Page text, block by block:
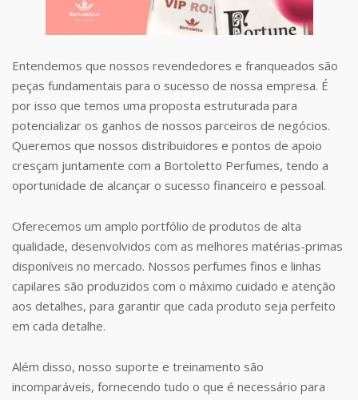
Entendemos que nossos revendedores e franqueados são
peças fundamentais para o sucesso de nossa empresa. É
por isso que temos uma proposta estruturada para
potencializar os ganhos de nossos parceiros de negócios.
Queremos que nossos distribuidores e pontos de apoio
cresçam juntamente com a Bortoletto Perfumes, tendo a
oportunidade de alcançar o sucesso financeiro e pessoal.
Oferecemos um amplo portfólio de produtos de alta
qualidade, desenvolvidos com as melhores matérias-primas
disponíveis no mercado. Nossos perfumes finos e linhas
capilares são produzidos com o máximo cuidado e atenção
aos detalhes, para garantir que cada produto seja perfeito
em cada detalhe.
Além disso, nosso suporte e treinamento são
incomparáveis, fornecendo tudo o que é necessário para